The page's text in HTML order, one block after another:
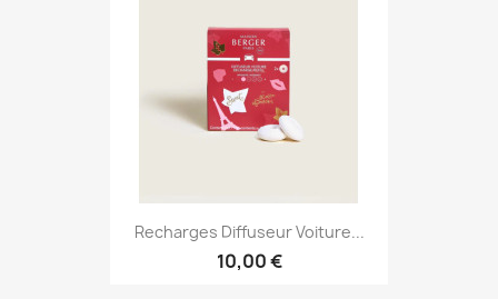
Recharges Diffuseur Voiture...
10,00 €